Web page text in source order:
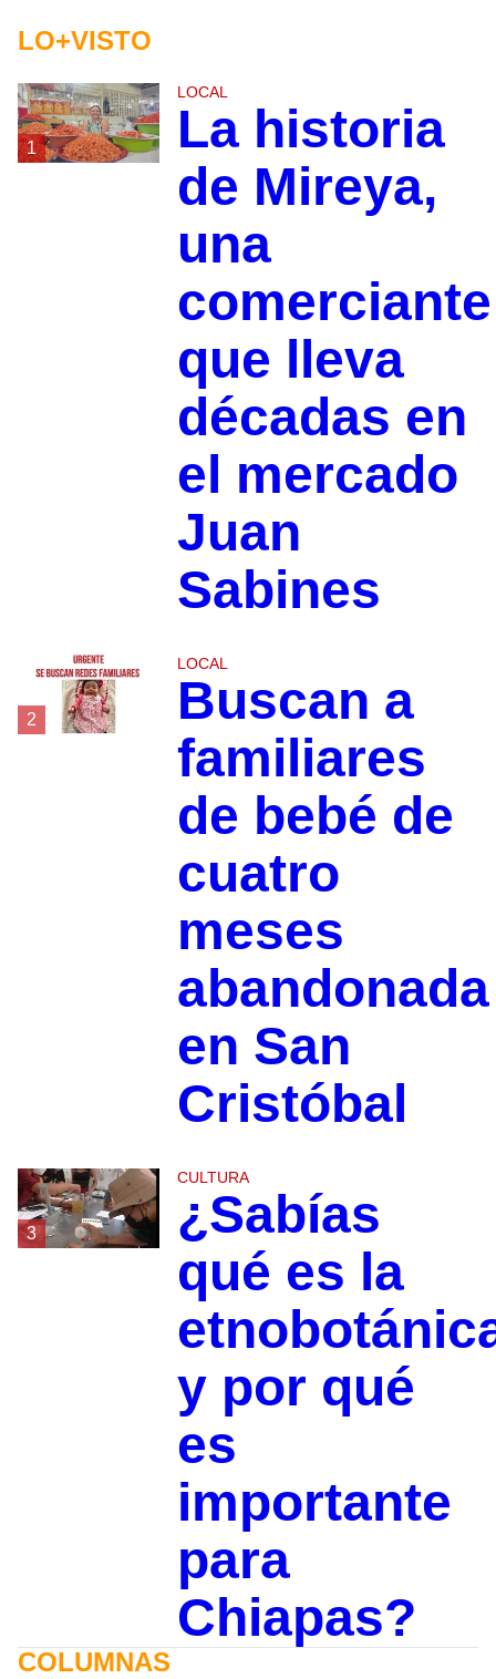
LO+VISTO
1
LOCAL
La historia
de Mireya,
una
comerciante
que lleva
décadas en
el mercado
Juan
Sabines
2
LOCAL
Buscan a
familiares
de bebé de
cuatro
meses
abandonada
en San
Cristóbal
3
CULTURA
¿Sabías
qué es la
y por qué
es
importante
para
Chiapas?
COLUMNAS